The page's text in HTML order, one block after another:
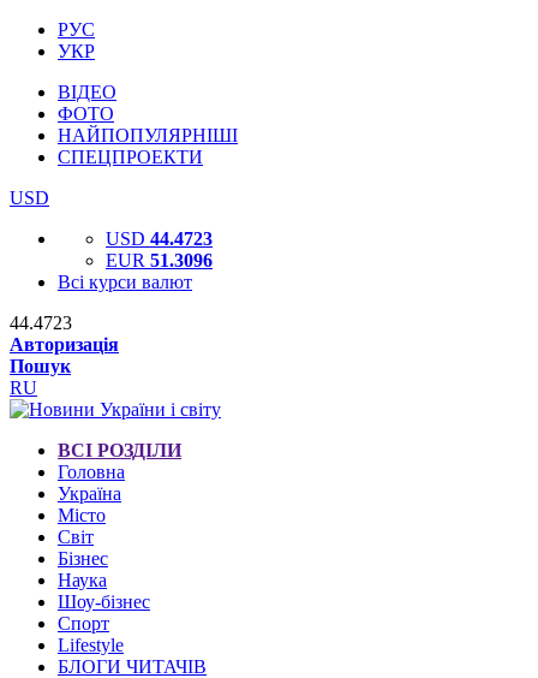
РУС
УКР
ВІДЕО
ФОТО
НАЙПОПУЛЯРНІШІ
СПЕЦПРОЕКТИ
USD
USD 44.4723
EUR 51.3096
Всі курси валют
44.4723
Авторизація
Пошук
RU
ВСІ РОЗДІЛИ
Головна
Україна
Місто
Світ
Бізнес
Наука
Шоу-бізнес
Спорт
Lifestyle
БЛОГИ ЧИТАЧІВ